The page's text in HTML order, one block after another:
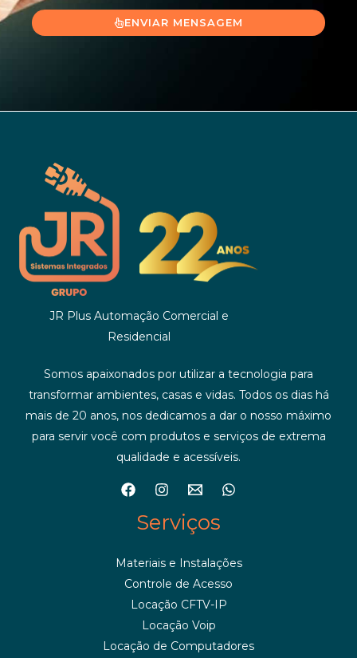
ENVIAR MENSAGEM
JR Plus Automação Comercial e
Residencial
Somos apaixonados por utilizar a tecnologia para
transformar ambientes, casas e vidas. Todos os dias há
mais de 20 anos, nos dedicamos a dar o nosso máximo
para servir você com produtos e serviços de extrema
qualidade e acessíveis.
Serviços
Materiais e Instalações
Controle de Acesso
Locação CFTV-IP
Locação Voip
Locação de Computadores